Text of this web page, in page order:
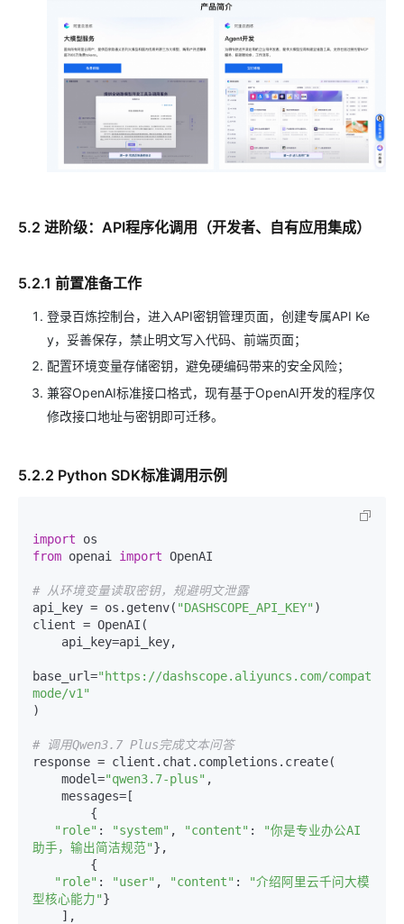
5.2 进阶级：API程序化调用（开发者、自有应用集成）
5.2.1 前置准备工作
登录百炼控制台，进入API密钥管理页面，创建专属API Ke
y，妥善保存，禁止明文写入代码、前端页面；
配置环境变量存储密钥，避免硬编码带来的安全风险；
兼容OpenAI标准接口格式，现有基于OpenAI开发的程序仅
修改接口地址与密钥即可迁移。
5.2.2 Python SDK标准调用示例
import
from openai import OpenAI
# 从环境变量读取密钥，规避明文泄露
api_key = os.getenv( "DASHSCOPE_API_KEY" )
client = OpenAI(
base_url="https://dashscope.aliyuncs.com/
mode/v1"
)
# 调用Qwen3.7 Plus完成文本问答
response = client.chat.completions.create(
    model=
"qwen3.7-plus" ,
"role" : "system" , "content" :
"你是专业办公AI
助手，输出简洁规范"},
"role" : "user" , "content" :
"介绍阿里云千问大模
型核心能力"}